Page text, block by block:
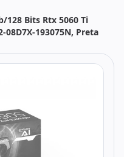
128 Bits Rtx 5060 Ti
08D7X-193075N, Preta